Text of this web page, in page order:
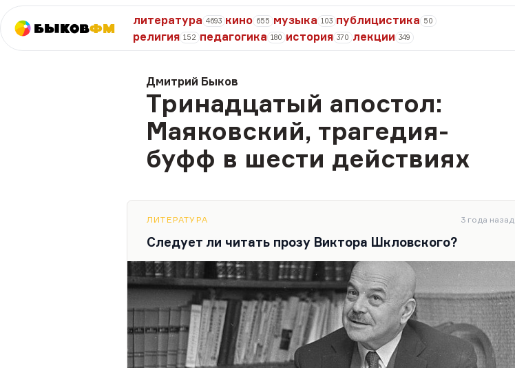
БыковФМ
литература 4693 кино 655 музыка 103 публицистика 50
религия 152 педагогика 180 история 370 лекции 349
Дмитрий Быков
Тринадцатый апостол:
Маяковский, трагедия-
буфф в шести действиях
ЛИТЕРАТУРА 3 года назад
Следует ли читать прозу Виктора Шкловского?